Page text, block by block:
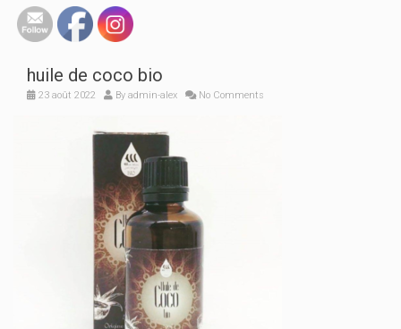
huile de coco bio
23 août 2022 By admin-alex No Comments